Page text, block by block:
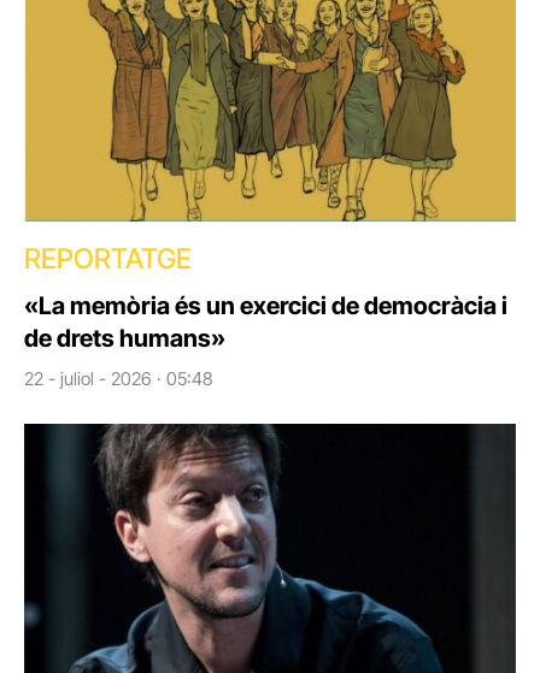
REPORTATGE
«La memòria és un exercici de democràcia i
de drets humans»
22 - juliol - 2026 · 05:48